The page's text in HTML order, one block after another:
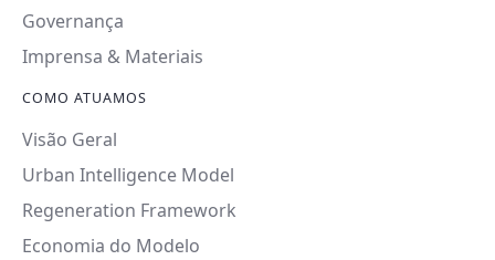
Governança
Imprensa & Materiais
COMO ATUAMOS
Visão Geral
Urban Intelligence Model
Regeneration Framework
Economia do Modelo